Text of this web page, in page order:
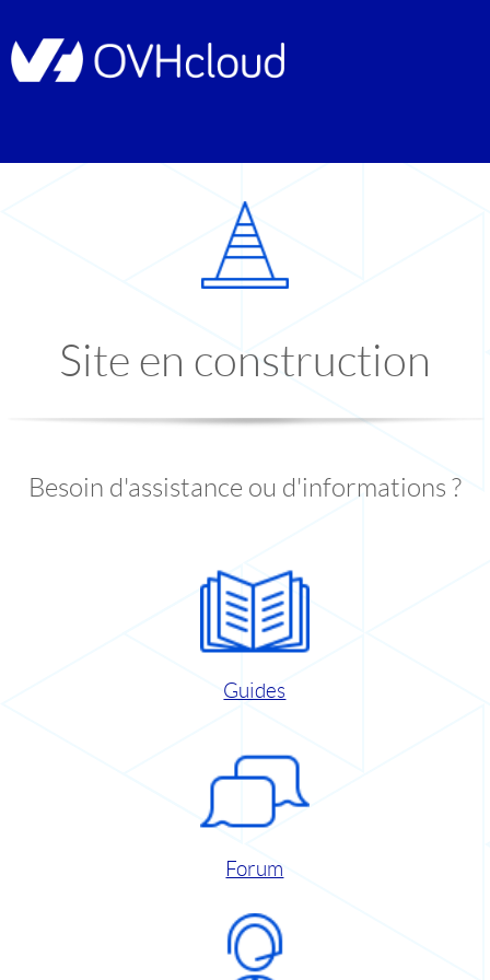
Site en construction
Besoin d'assistance ou d'informations ?
Guides
Forum